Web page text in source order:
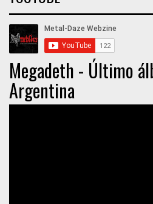
Megadeth - Último
Argentina